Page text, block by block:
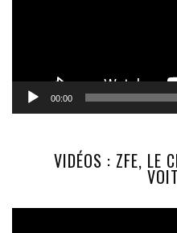
00:00
VIDÉOS : ZFE, LE